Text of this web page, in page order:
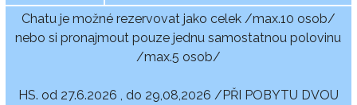
Chatu je možné rezervovat jako celek /max.10 osob/
nebo si pronajmout pouze jednu samostatnou polovinu
/max.5 osob/
HS. od 27.6.2026 , do 29,08,2026 /PŘI POBYTU DVOU